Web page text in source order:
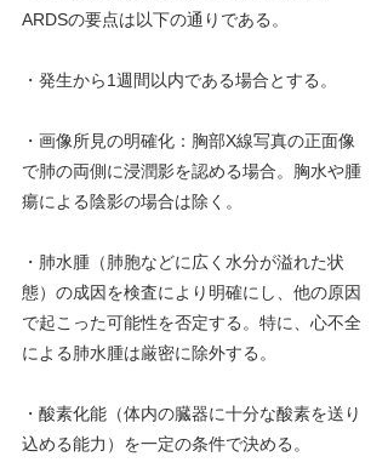
ARDSの要点は以下の通りである。
・発生から1週間以内である場合とする。
・画像所見の明確化：胸部X線写真の正面像
で肺の両側に浸潤影を認める場合。胸水や腫
瘍による陰影の場合は除く。
・肺水腫（肺胞などに広く水分が溢れた状
態）の成因を検査により明確にし、他の原因
で起こった可能性を否定する。特に、心不全
による肺水腫は厳密に除外する。
・酸素化能（体内の臓器に十分な酸素を送り
込める能力）を一定の条件で決める。